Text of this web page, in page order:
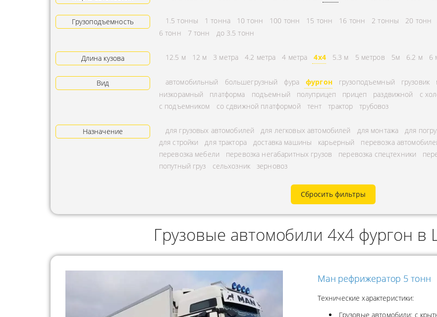
АРЕНДА ТРАКТОРА
УСЛУГИ АВТОКРАНА
АВИАПЕРЕВОЗКА
ГРУЗОПЕРЕВОЗКИ
ПЕРЕВОЗКИ
ИНДИВИДУАЛЬНЫЕ
ГРУЗОПЕРЕВОЗКИ
ЭКСПЕДИТОРА
ПЕРЕВОЗКА МУКИ
РАССЧИТАТЬ РАССТОЯНИЕ
ОХРАНА ГРУЗА
ПЕРЕВОЗКА КИСЛОРОДНЫХ
БАЛЛОНОВ
ПЕРЕВОЗКА
НЕФТЕПРОДУКТОВ
ГОРОДСКИЕ
МЕЖДУГОРОДНЫЕ
ПЕРЕВОЗКИ В БЕЛАРУСЬ
ПЕРЕВОЗКИ В
Грузоподъемность 1.5 тонны 1 тонна 10 тонн 100 тонн 15 тонн 16 тонн 2 тонны 20 тонн
6 тонн
7 тонн до 3.5 тонн
Длина кузова 12.5 м 12 м 3 метра 4.2 метра 4 метра 4x4 5.3 м 5 метров 5м 6.2 м 6
Вид автомобильный большегрузный фура фургон грузоподъемный грузовик
низкорамный
платформа подъемный полуприцеп прицеп раздвижной с
с подъемником
со сдвижной платформой тент трактор трубовоз
Назначение для грузовых автомобилей для легковых автомобилей для монтажа для
для стройки
для трактора доставка машины карьерный перевозка
перевозка мебели
перевозка негабаритных грузов перевозка спецтехники
попутный груз
сельхозник зерновоз
Сбросить фильтры
Грузовые автомобили 4x4 фургон
Ман рефрижератор 5 тонн
Технические характеристики:
Грузовые автомобили: с